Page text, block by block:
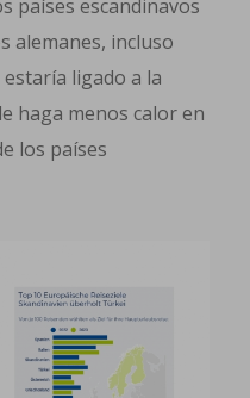
países escandinavos
alemanes, incluso
ligado a la
haga menos calor en
los países